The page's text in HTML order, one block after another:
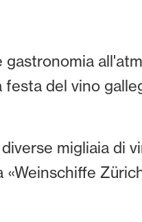
gastronomia
festa del vino
migliaia di